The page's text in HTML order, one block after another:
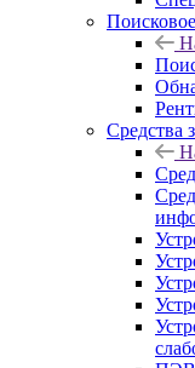
Средства